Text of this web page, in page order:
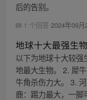
后的告别。
1 个回答 2024年09
地球十大最强生物
以下为地球十大较
地最大生物。 2. 犀
牛角杀伤力大。 3.
鹿：踢力最大，一脚